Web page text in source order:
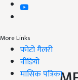
More Links
फोटो गैलरी
वीडियो
मासिक पत्रिका